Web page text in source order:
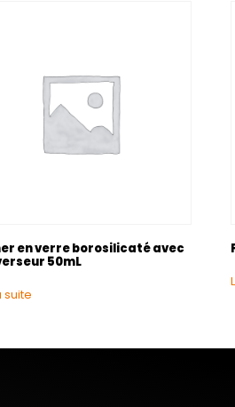
en verre borosilicaté avec
50mL
suite